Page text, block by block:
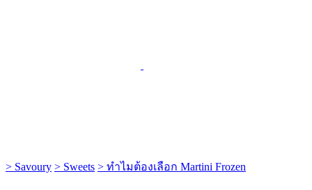
> Savoury > Sweets > ทำไมต้องเลือก Martini Frozen